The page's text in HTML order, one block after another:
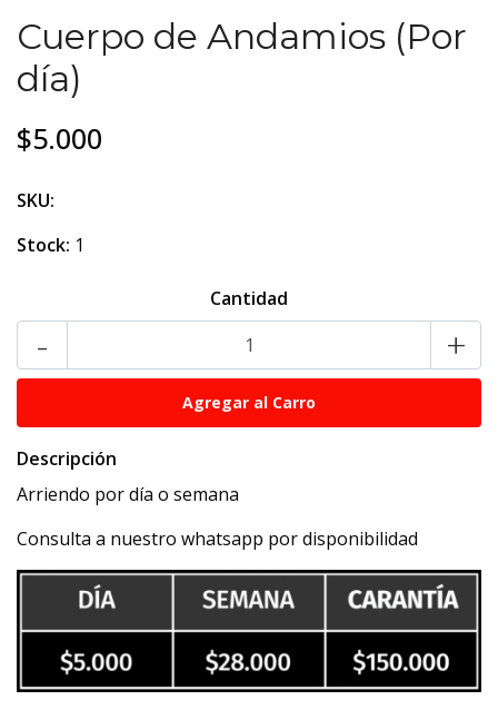
Cuerpo de Andamios (Por
día)
$5.000
SKU:
Stock: 1
Cantidad
- +
Descripción
Arriendo por día o semana
Consulta a nuestro whatsapp por disponibilidad